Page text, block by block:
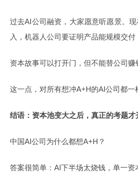
过去AI公司融资，大家愿意听愿景。
入，机器人公司要证明产品能规模交
资本故事可以打开门，但不能替公司赚
这一点，对所有想冲A+H的AI公司都一
结语：资本池变大之后，真正的考题才
中国AI公司为什么都想A+H？
答案很简单：AI下半场太烧钱，单一资